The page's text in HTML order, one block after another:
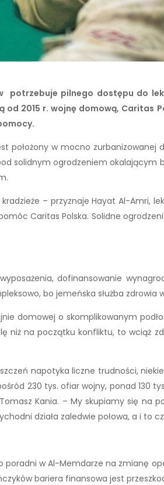
potrzebuje pilnego dostępu do
od 2015 r. wojnę domową,
położony w mocno
solidnym ogrodzeniem okalającym
– przyznaje Hayat Al-Amri,
Caritas Polska. Solidne
dofinansowanie
bo jemeńska służba
domowej o skomplikowanym
niż na początku konfliktu, to wciąż
napotyka liczne trudności,
230 tys. ofiar wojny, ponad 130
Kania. – My skupiamy się na
działa zaledwie połowa, a i to
poradni w Al-Memdarze na zmianę
bariera finansowa jest